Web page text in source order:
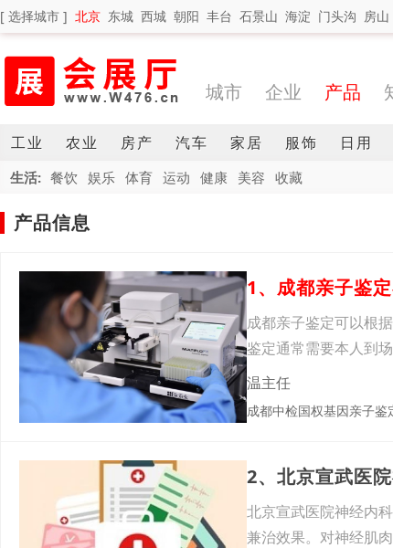
[ 选择城市 ] 北京 东城 西城 朝阳 丰台 石景山 海淀 门头沟 房山
城市 企业 产品
工业 农业 房产 汽车 家居 服饰 日用
生活: 餐饮 娱乐 体育 运动 健康 美容 收藏
产品信息
成都亲子鉴定可以根
鉴定通常需要本人到
最终
温主任
成都中检国权基因亲子鉴
2、北京宣武医
北京宣武医院神经内
兼治效果。对神经肌